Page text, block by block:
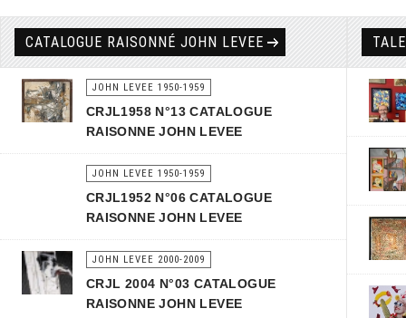
CATALOGUE RAISONNÉ JOHN LEVEE
JOHN LEVEE 1950-1959
CRJL1958 N°13 CATALOGUE
RAISONNE JOHN LEVEE
JOHN LEVEE 1950-1959
CRJL1952 N°06 CATALOGUE
RAISONNE JOHN LEVEE
JOHN LEVEE 2000-2009
CRJL 2004 N°03 CATALOGUE
RAISONNE JOHN LEVEE